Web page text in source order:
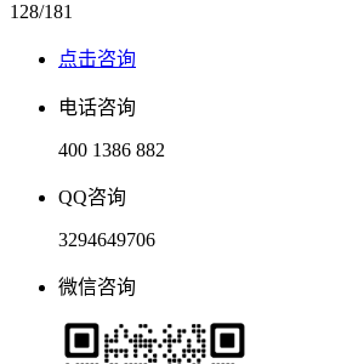
128/181
点击咨询
电话咨询
400 1386 882
QQ咨询
3294649706
微信咨询